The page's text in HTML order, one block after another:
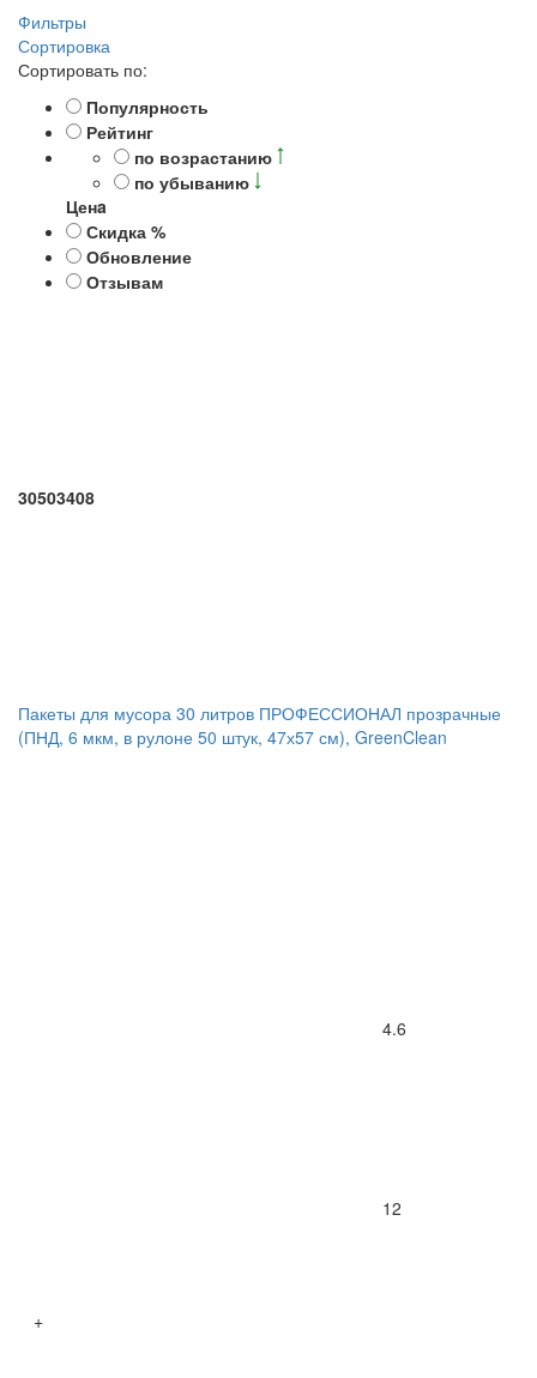
Фильтры
Сортировка
Сортировать по:
Популярность
Рейтинг
по возрастанию
по убыванию
Ценa
Скидка %
Обновление
Отзывам
30503408
Пакеты для мусора 30 литров ПРОФЕССИОНАЛ прозрачные
(ПНД, 6 мкм, в рулоне 50 штук, 47х57 см), GreenClean
4.6
12
+